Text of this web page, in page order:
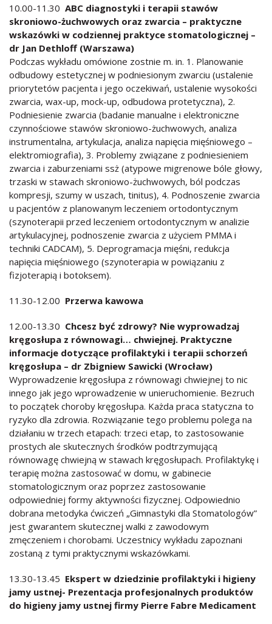
10.00-11.30 ABC diagnostyki i terapii stawów
skroniowo-żuchwowych oraz zwarcia – praktyczne
wskazówki w codziennej praktyce stomatologicznej –
dr Jan Dethloff (Warszawa)
Podczas wykładu omówione zostnie m. in. 1. Planowanie
odbudowy estetycznej w podniesionym zwarciu (ustalenie
priorytetów pacjenta i jego oczekiwań, ustalenie wysokości
zwarcia, wax-up, mock-up, odbudowa protetyczna), 2.
Podniesienie zwarcia (badanie manualne i elektroniczne
czynnościowe stawów skroniowo-żuchwowych, analiza
instrumentalna, artykulacja, analiza napięcia mięśniowego –
elektromiografia), 3. Problemy związane z podniesieniem
zwarcia i zaburzeniami ssż (atypowe migrenowe bóle głowy,
trzaski w stawach skroniowo-żuchwowych, ból podczas
kompresji, szumy w uszach, tinitus), 4. Podnoszenie zwarcia
u pacjentów z planowanym leczeniem ortodontycznym
(szynoterapii przed leczeniem ortodontycznym w analizie
artykulacyjnej, podnoszenie zwarcia z użyciem PMMA i
techniki CADCAM), 5. Deprogramacja mięśni, redukcja
napięcia mięśniowego (szynoterapia w powiązaniu z
fizjoterapią i botoksem).
11.30-12.00 Przerwa kawowa
12.00-13.30 Chcesz być zdrowy? Nie wyprowadzaj
kręgosłupa z równowagi… chwiejnej. Praktyczne
informacje dotyczące profilaktyki i terapii schorzeń
kręgosłupa – dr Zbigniew Sawicki (Wrocław)
Wyprowadzenie kręgosłupa z równowagi chwiejnej to nic
innego jak jego wprowadzenie w unieruchomienie. Bezruch
to początek choroby kręgosłupa. Każda praca statyczna to
ryzyko dla zdrowia. Rozwiązanie tego problemu polega na
działaniu w trzech etapach: trzeci etap, to zastosowanie
prostych ale skutecznych środków podtrzymującą
równowagę chwiejną w stawach kręgosłupach. Profilaktykę i
terapię można zastosować w domu, w gabinecie
stomatologicznym oraz poprzez zastosowanie
odpowiedniej formy aktywności fizycznej. Odpowiednio
dobrana metodyka ćwiczeń „Gimnastyki dla Stomatologów”
jest gwarantem skutecznej walki z zawodowym
zmęczeniem i chorobami. Uczestnicy wykładu zapoznani
zostaną z tymi praktycznymi wskazówkami.
13.30-13.45 Ekspert w dziedzinie profilaktyki i higieny
jamy ustnej- Prezentacja profesjonalnych produktów
do higieny jamy ustnej firmy Pierre Fabre Medicament